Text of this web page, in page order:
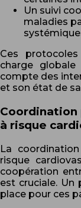
Un suivi
maladies
Ces
charge
compte des
et son état de
à risque
La
risque
coopération
est cruciale.
place pour ces